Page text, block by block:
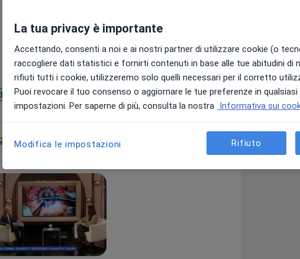
Ipermetropia Calazio Glaucoma +15a11y_sr_more_diseases
(1)
La tua privacy è importante
Accettando, consenti a noi e ai nostri partner di utilizzare cookie (o
raccogliere dati statistici e fornirti contenuti in base alle tue abitudini di
rifiuti tutti i cookie, utilizzeremo solo quelli necessari per il corretto
Puoi revocare il tuo consenso o aggiornare le tue preferenze in
impostazioni. Per saperne di più, consulta la nostra Informativa sui
Modifica le impostazioni Rifiuto